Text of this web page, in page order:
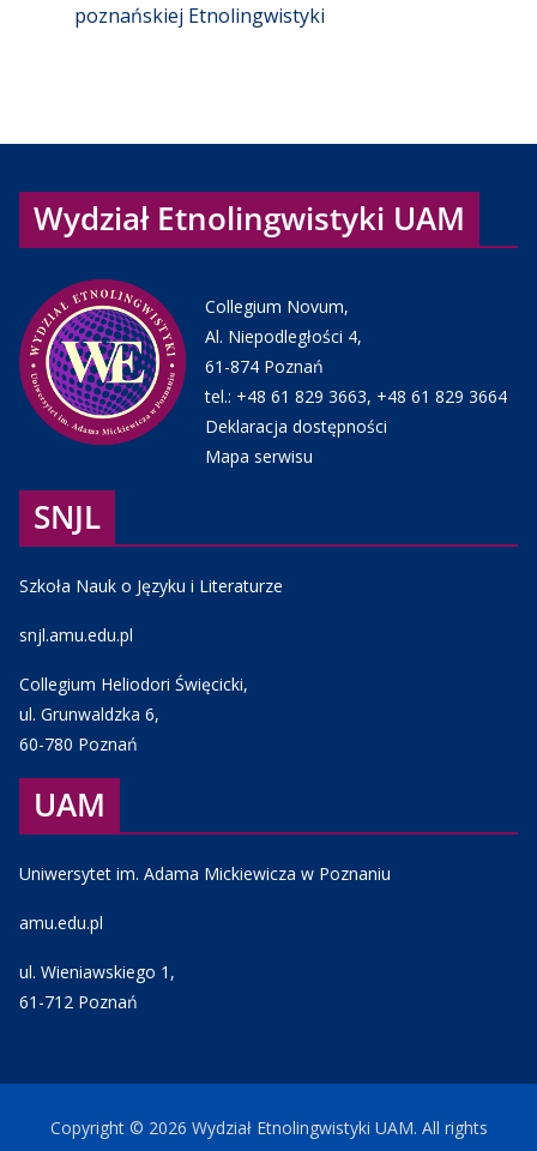
poznańskiej Etnolingwistyki
Wydział Etnolingwistyki UAM
Collegium Novum,
Al. Niepodległości 4,
61-874 Poznań
tel.: +48 61 829 3663, +48 61 829 3664
Deklaracja dostępności
Mapa serwisu
SNJL
Szkoła Nauk o Języku i Literaturze
snjl.amu.edu.pl
Collegium Heliodori Święcicki,
ul. Grunwaldzka 6,
60-780 Poznań
UAM
Uniwersytet im. Adama Mickiewicza w Poznaniu
amu.edu.pl
ul. Wieniawskiego 1,
61-712 Poznań
Copyright © 2026 Wydział Etnolingwistyki UAM. All rights